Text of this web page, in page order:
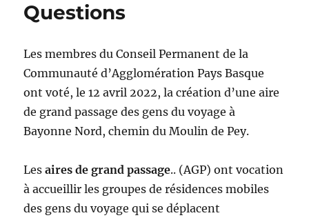
Questions
Les membres du Conseil Permanent de la
Communauté d’Agglomération Pays Basque
ont voté, le 12 avril 2022, la création d’une aire
de grand passage des gens du voyage à
Bayonne Nord, chemin du Moulin de Pey.
Lesaires de grand passage.. (AGP) ont vocation
à accueillir les groupes de résidences mobiles
des gens du voyage qui se déplacent